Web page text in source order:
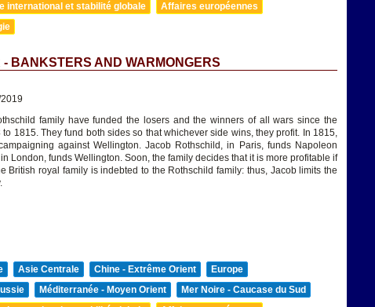
international et stabilité globale
Affaires européennes
BANKSTERS AND WARMONGERS
family have funded the losers and the winners of all wars since the
1815. They fund both sides so that whichever side wins, they profit. In 1815,
against Wellington. Jacob Rothschild, in Paris, funds Napoleon
London, funds Wellington. Soon, the family decides that it is more profitable if
British royal family is indebted to the Rothschild family: thus, Jacob limits the
Asie Centrale Chine - Extrême Orient
Europe
Méditerranée - Moyen Orient
Mer Noire - Caucase du Sud